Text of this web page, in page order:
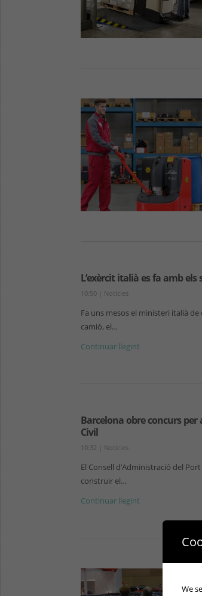
L’exèrcit italià es fa amb els
10:50 Noticies
Fa uns mesos el ministeri italià
camió, el…
Continuar llegint
Barcelona obre concurs
Civil
10:32 Noticies
El Consell d’Administració del
construir el…
Continuar llegint
We